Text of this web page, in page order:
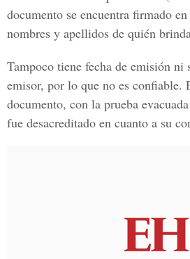
documento se encuentra firmado
nombres y apellidos de quién
Tampoco tiene fecha de emisión ni
emisor, por lo que no es confiable.
documento, con la prueba
fue desacreditado en cuanto a su